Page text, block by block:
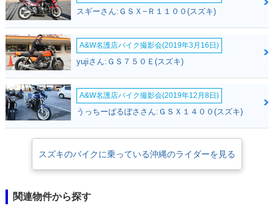
スギーさん:ＧＳＸ−Ｒ１１００(スズキ)
A&W名護店バイク撮影会(2019年3月16日)
yujiさん:ＧＳ７５０Ｅ(スズキ)
A&W名護店バイク撮影会(2019年12月8日)
うっちーばるぼささん:ＧＳＸ１４００(スズキ)
スズキのバイクに乗っている沖縄のライダーを見る
関連物件から探す